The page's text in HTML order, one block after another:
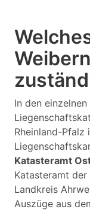
In den
Rheinland-
Katasteramt
Katasteramt
Landkreis
Auszüge aus